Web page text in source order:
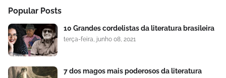
Popular Posts
10 Grandes cordelistas da literatura brasileira
terça-feira, junho 08, 2021
7 dos magos mais poderosos da literatura